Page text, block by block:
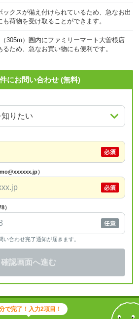
ックスが備え付けられているため、急なお出
荷物を受け取ることができます。
305m）圏内にファミリーマート大曽根店
るため、急なお買い物にも便利です。
にお問い合わせ (無料)
）
）
合わせ完了通知が届きます。
確認画面へ進む
で完了！入力2項目！